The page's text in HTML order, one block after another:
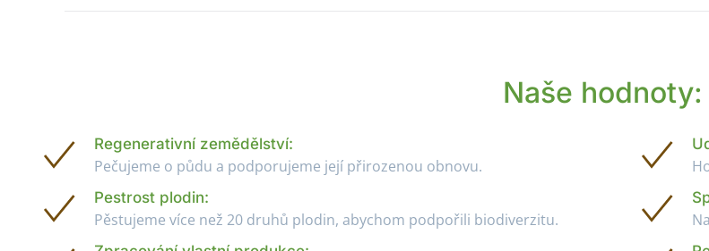
Naše hodnoty:
Regenerativní zemědělství:
Pečujeme o půdu a podporujeme její přirozenou obnovu.
Pestrost plodin:
Pěstujeme více než 20 druhů plodin, abychom podpořili biodiverzitu.